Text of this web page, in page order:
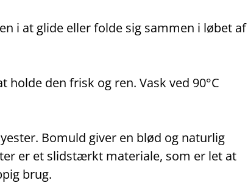
i at glide eller folde sig sammen i løbet af
holde den frisk og ren. Vask ved 90°C
Bomuld giver en blød og naturlig
er et slidstærkt materiale, som er let at
brug.